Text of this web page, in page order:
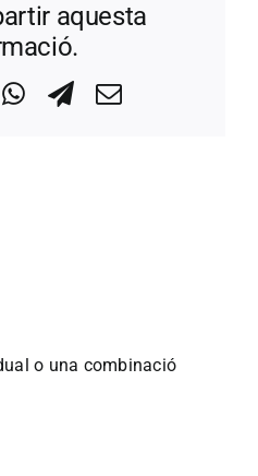
aquesta
WhatsApp
Telegram
Correo
o una combinació